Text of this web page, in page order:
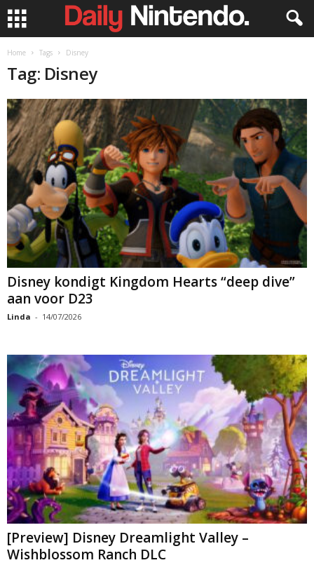
Home Tags Disney
Tag: Disney
Disney kondigt Kingdom Hearts “deep dive”
aan voor D23
Linda - 14/07/2026
[Preview] Disney Dreamlight Valley –
Wishblossom Ranch DLC